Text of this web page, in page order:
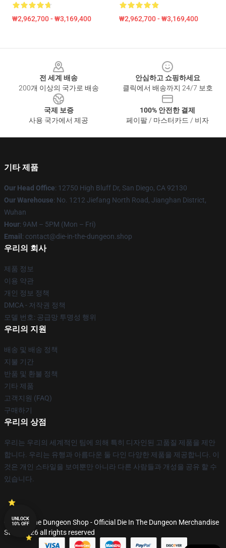
₩2,962,700 - ₩3,169,400 ₩2,962,700 - ₩3,169,400
전 세계 배송
200개 이상의 국가로 배송
안심하고 쇼핑하세요
클릭에서 배송까지 24/7 보호
국제 보증
사용 국가에서 제공
100% 안전한 결제
페이팔 / 마스터카드 / 비자
기타 제품
Our Head Office: 12750 High Bluff Dr, San Diego, CA 92130
Our Warehouse: No. 1212 Jiefang North Road, Jianghan District,
Wuhan
Hour: 9AM – 5PM (Mon – Fri)
Email : contact@die-in-the-dungeon.shop
우리의 회사
제품 정보
이용 약관
개인 정보 정책
DMCA - 저작권 정책
모델 번호: 공급망 투명성 행위
우리의 지원
배송 및 배송 정책
지불 기간
반품 및 환불 정책
기타 제품
고객지원 (FAQ)
구매하기
우리의 상점
우리는 우리의 세계적인 팀에 의해 특히 디자인된 고품질 제품을 제안
합니다. 우리는 유행과 아름다운 둘 다인 다양한 제품을 제공합니다. 이
것은 개인 스타일을 보여뿐만 아니라 다른 사람들과 개성을 공유 할 수
있습니다.
© Die In The Dungeon Shop - Official Die In The Dungeon Merchandise
Store 2026 all rights reserved
UNLOCK
10% OFF